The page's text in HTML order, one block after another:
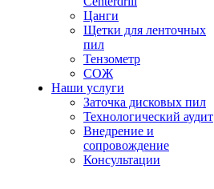
Цанги
Щетки для ленточных
пил
Тензометр
СОЖ
Наши услуги
Заточка дисковых пил
Технологический аудит
Внедрение и
сопровождение
Консультации